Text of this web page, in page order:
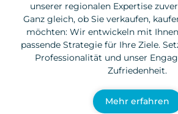
unserer regionalen Expertise
Ganz gleich, ob Sie verkaufen,
möchten: Wir entwickeln mit
passende Strategie für Ihre Ziele.
Professionalität und unser
Zufriedenheit.
Mehr erfahren